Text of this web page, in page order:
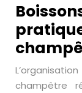
champêtre